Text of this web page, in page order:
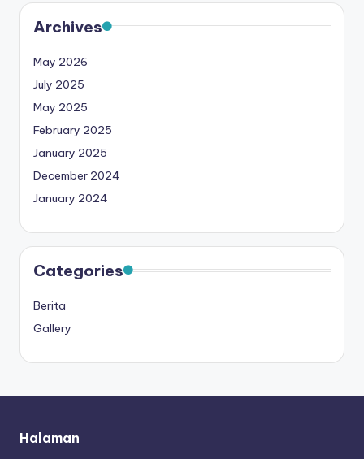
Archives
May 2026
July 2025
May 2025
February 2025
January 2025
December 2024
January 2024
Categories
Berita
Gallery
Halaman